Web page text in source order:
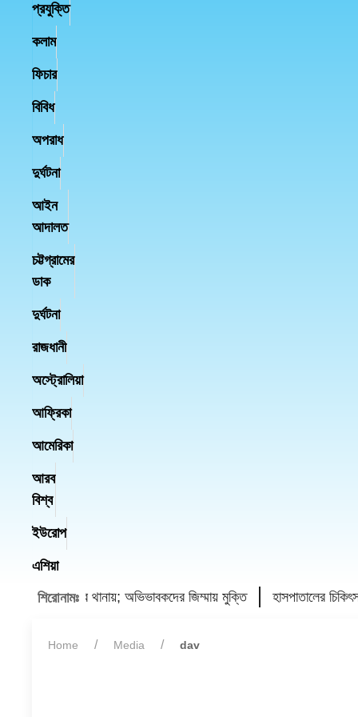
প্রযুক্তি
কলাম
ফিচার
বিবিধ
অপরাধ
দুর্ঘটনা
আইন
আদালত
চট্টগ্রামের
ডাক
দুর্ঘটনা
রাজধানী
অস্ট্রোলিয়া
আফ্রিকা
আমেরিকা
আরব
বিশ্ব
ইউরোপ
এশিয়া
শিরোনামঃ
৪ কিশোর থানায়; অভিভাবকদের জিম্মায় মুক্তি হাসপাতালের
Home Media dav